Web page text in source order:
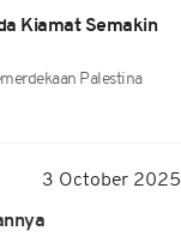
Kiamat Semakin
Palestina
3 October 2025